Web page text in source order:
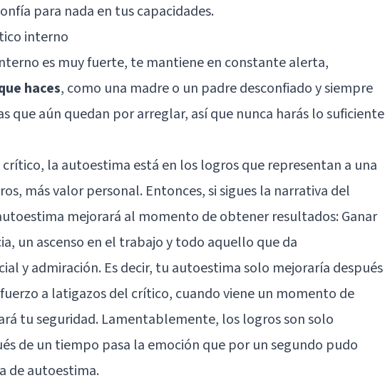
para nada en tus capacidades.
interno
es muy fuerte, te mantiene en constante alerta,
haces, como una madre o un padre desconfiado y siempre
que aún quedan por arreglar, así que nunca harás lo suficiente
crítico, la autoestima está en los logros que representan a una
más valor personal. Entonces, si sigues la narrativa del
mejorará al momento de obtener resultados: Ganar
un ascenso en el trabajo y todo aquello que da
y admiración. Es decir, tu autoestima solo mejoraría después
a latigazos del crítico, cuando viene un momento de
tu seguridad. Lamentablemente, los logros son solo
de un tiempo pasa la emoción que por un segundo pudo
de autoestima.